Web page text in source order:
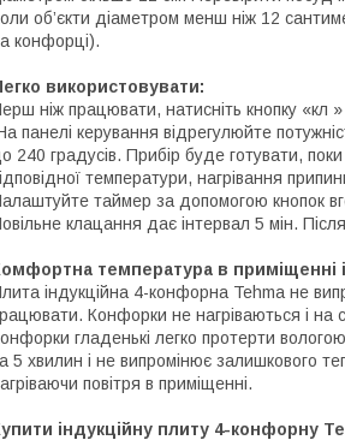
об’єкти діаметром менш ніж 12
конфорці).
використовувати:
ніж працювати, натисніть кнопку «кл
панелі керування відрегулюйте
240 градусів. Прибір буде готувати,
температури, нагрівання
таймер за допомогою кнопок
клацання дає інтервал 5 мін.
температура в приміщенні
індукційна 4-конфорна Tehma не
Конфорки не нагріваються і на
гладенькі легко протерти
5 хвилин і не випромінює залишкового
повітря в приміщенні.
індукційну плиту 4-конфорну